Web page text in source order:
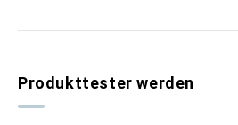
Produkttester werden